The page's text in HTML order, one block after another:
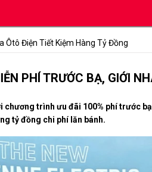
Ôtô Điện Tiết Kiệm Hàng Tỷ Đồng
PHÍ TRƯỚC BẠ, GIỚI
chương trình ưu đãi 100% phí trước
tỷ đồng chi phí lăn bánh.